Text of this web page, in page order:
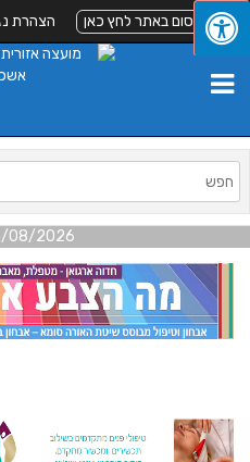
לפרסום באתר לחץ כאן הצהרת
2026 15:53